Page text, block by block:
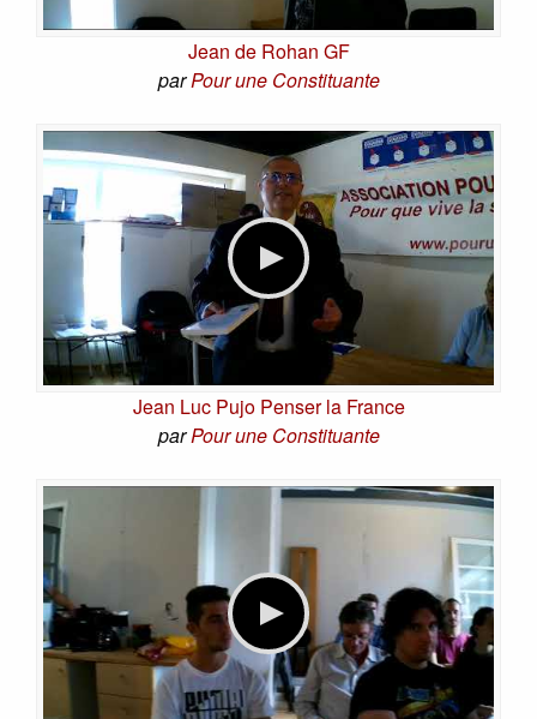
Jean de Rohan GF
parPour une Constituante
Jean Luc Pujo Penser la France
parPour une Constituante